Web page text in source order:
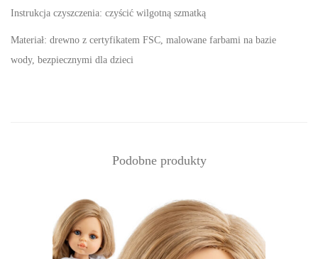
Instrukcja czyszczenia: czyścić wilgotną szmatką
Materiał: drewno z certyfikatem FSC, malowane farbami na bazie
wody, bezpiecznymi dla dzieci
Podobne produkty